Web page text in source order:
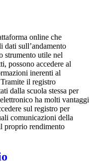
online che
dati sull’andamento
strumento utile nel
possono accedere al
inerenti al
il registro
dalla scuola stessa per
ha molti vantaggi
sul registro per
comunicazioni della
proprio rendimento